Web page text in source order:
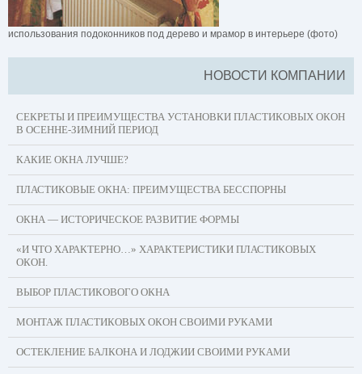
использования подоконников под дерево и мрамор в интерьере (фото)
НОВОСТИ КОМПАНИИ
СЕКРЕТЫ И ПРЕИМУЩЕСТВА УСТАНОВКИ ПЛАСТИКОВЫХ ОКОН
В ОСЕННЕ-ЗИМНИЙ ПЕРИОД
КАКИЕ ОКНА ЛУЧШЕ?
ПЛАСТИКОВЫЕ ОКНА: ПРЕИМУЩЕСТВА БЕССПОРНЫ
ОКНА — ИСТОРИЧЕСКОЕ РАЗВИТИЕ ФОРМЫ
«И ЧТО ХАРАКТЕРНО…» ХАРАКТЕРИСТИКИ ПЛАСТИКОВЫХ
ОКОН.
ВЫБОР ПЛАСТИКОВОГО ОКНА
МОНТАЖ ПЛАСТИКОВЫХ ОКОН СВОИМИ РУКАМИ
ОСТЕКЛЕНИЕ БАЛКОНА И ЛОДЖИИ СВОИМИ РУКАМИ